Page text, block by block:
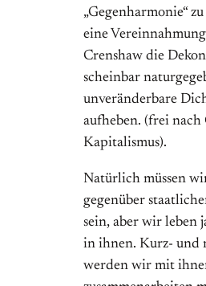
„Gegenharmonie“
eine
Crenshaw die
scheinbar
unveränderbare
aufheben. (frei
Kapitalismus).
Natürlich müssen
gegenüber
sein, aber wir leben
in ihnen. Kurz- und
werden wir mit